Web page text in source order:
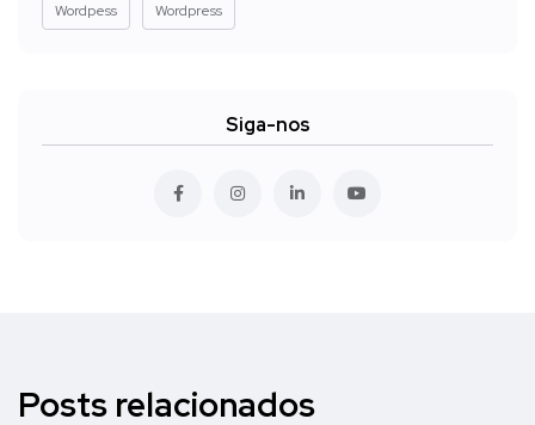
Wordpess Wordpress
Siga-nos
Posts relacionados